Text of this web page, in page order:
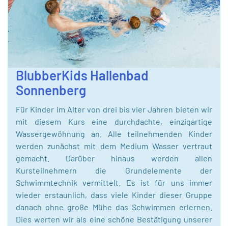
BlubberKids Hallenbad
Sonnenberg
Für Kinder im Alter von drei bis vier Jahren bieten wir
mit diesem Kurs eine durchdachte, einzigartige
Wassergewöhnung an. Alle teilnehmenden Kinder
werden zunächst mit dem Medium Wasser vertraut
gemacht. Darüber hinaus werden allen
Kursteilnehmern die Grundelemente der
Schwimmtechnik vermittelt. Es ist für uns immer
wieder erstaunlich, dass viele Kinder dieser Gruppe
danach ohne große Mühe das Schwimmen erlernen.
Dies werten wir als eine schöne Bestätigung unserer